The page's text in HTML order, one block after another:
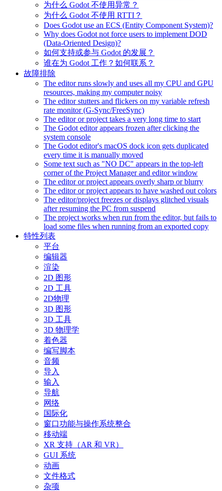
为什么 Godot 不使用异常？
为什么 Godot 不使用 RTTI？
Does Godot use an ECS (Entity Component System)?
Why does Godot not force users to implement DOD
(Data-Oriented Design)?
如何支持或参与 Godot 的发展？
谁在为 Godot 工作？如何联系？
故障排除
The editor runs slowly and uses all my CPU and GPU
resources, making my computer noisy
The editor stutters and flickers on my variable refresh
rate monitor (G-Sync/FreeSync)
The editor or project takes a very long time to start
The Godot editor appears frozen after clicking the
system console
The Godot editor's macOS dock icon gets duplicated
every time it is manually moved
Some text such as "NO DC" appears in the top-left
corner of the Project Manager and editor window
The editor or project appears overly sharp or blurry
The editor or project appears to have washed out colors
The editor/project freezes or displays glitched visuals
after resuming the PC from suspend
The project works when run from the editor, but fails to
load some files when running from an exported copy
特性列表
平台
编辑器
渲染
2D 图形
2D 工具
2D物理
3D 图形
3D 工具
3D 物理学
着色器
编写脚本
音频
导入
输入
导航
网络
国际化
窗口功能与操作系统整合
移动端
XR 支持（AR 和 VR）
GUI 系统
动画
文件格式
杂项